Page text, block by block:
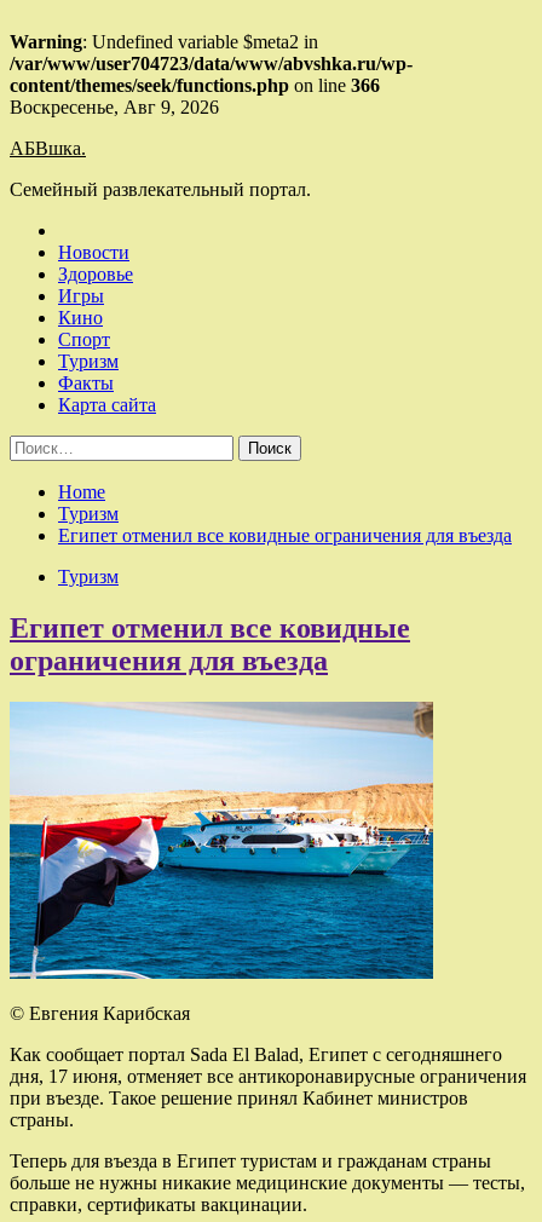
Warning: Undefined variable $meta2 in
/var/www/user704723/data/www/abvshka.ru/wp-
content/themes/seek/functions.php on line 366
Skip
content
Воскресенье, Авг 9, 2026
АБВшка.
Семейный развлекательный портал.
Новости
Здоровье
Игры
Кино
Спорт
Туризм
Факты
Карта сайта
Найти:
Home
Туризм
Египет отменил все ковидные ограничения для въезда
Туризм
Египет отменил все ковидные
ограничения для въезда
© Евгения Карибская
Как сообщает портал Sada El Balad, Египет с сегодняшнего
дня, 17 июня, отменяет все антикоронавирусные ограничения
при въезде. Такое решение принял Кабинет министров
страны.
Теперь для въезда в Египет туристам и гражданам страны
больше не нужны никакие медицинские документы — тесты,
справки, сертификаты вакцинации.